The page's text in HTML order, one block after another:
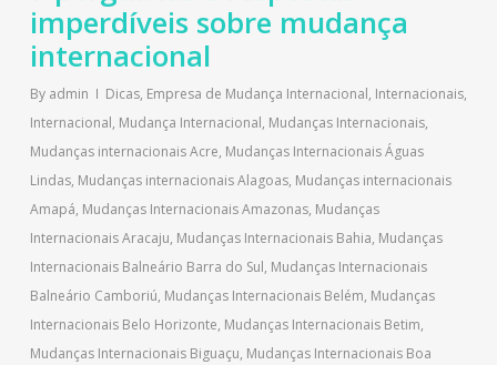
imperdíveis sobre mudança
internacional
By admin Dicas, Empresa de Mudança Internacional, Internacionais,
Internacional, Mudança Internacional, Mudanças Internacionais,
Mudanças internacionais Acre, Mudanças Internacionais Águas
Lindas, Mudanças internacionais Alagoas, Mudanças internacionais
Amapá, Mudanças Internacionais Amazonas, Mudanças
Internacionais Aracaju, Mudanças Internacionais Bahia, Mudanças
Internacionais Balneário Barra do Sul, Mudanças Internacionais
Balneário Camboriú, Mudanças Internacionais Belém, Mudanças
Internacionais Belo Horizonte, Mudanças Internacionais Betim,
Mudanças Internacionais Biguaçu, Mudanças Internacionais Boa